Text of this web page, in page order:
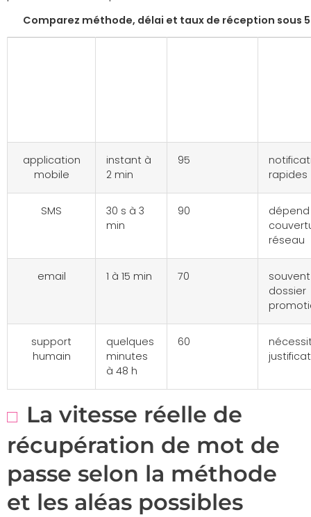
Comparez méthode, délai et taux de réception sous
application
mobile
instant à
2 min
95
rapides
SMS
30 s à 3
min
90
réseau
email 1 à 15 min 70
dossier
support
humain
quelques
minutes
à 48 h
60
La vitesse réelle de
récupération de mot de
passe selon la méthode
et les aléas possibles